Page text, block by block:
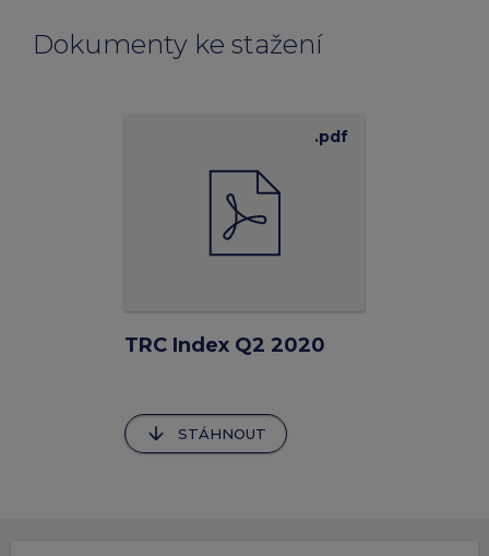
Dokumenty ke stažení
.pdf
TRC Index Q2 2020
arrow_downward STÁHNOUT